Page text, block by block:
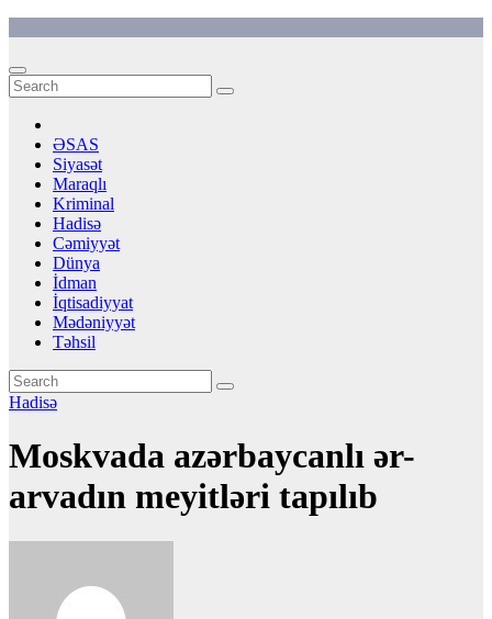
content
ƏSAS
Siyasət
Maraqlı
Kriminal
Hadisə
Cəmiyyət
Dünya
İdman
İqtisadiyyat
Mədəniyyət
Təhsil
Hadisə
Moskvada azərbaycanlı ər-
arvadın meyitləri tapılıb